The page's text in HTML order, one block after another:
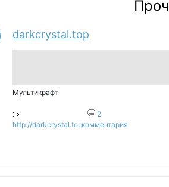
darkcrystal.top
Мультикрафт
http://darkcrystal.top
2
комментария